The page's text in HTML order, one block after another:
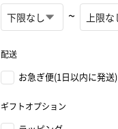
~
配送
お急ぎ便(1日以内に発送)
ギフトオプション